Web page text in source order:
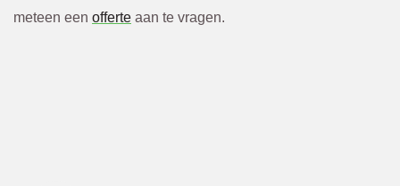
meteen een offerte aan te vragen.